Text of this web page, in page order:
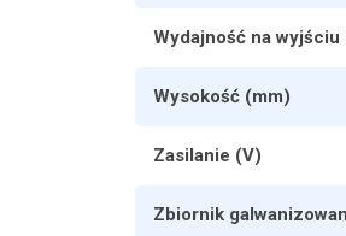
Wydajność na
Wysokość (mm)
Zasilanie (V)
Zbiornik